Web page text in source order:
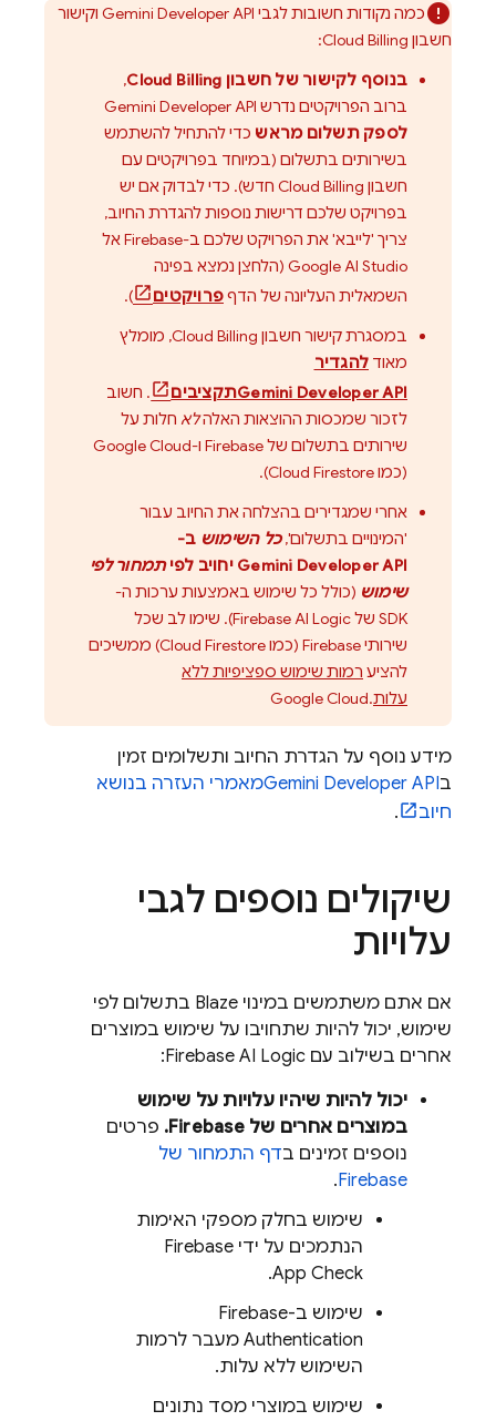
כמה נקודות חשובות לגבי Gemini Developer API וקישור
חשבון Cloud Billing
:
בנוסף לקישור של חשבון Cloud Billing
,
ברוב הפרויקטים נדרש Gemini Developer API
לספק תשלום מראש כדי להתחיל להשתמש
בשירותים בתשלום (במיוחד בפרויקטים עם
חשבון Cloud Billing חדש). כדי לבדוק אם יש
בפרויקט שלכם דרישות נוספות להגדרת החיוב,
צריך 'לייבא' את הפרויקט שלכם ב-Firebase אל
Google AI Studio (הלחצן נמצא בפינה
השמאלית העליונה של הדףפרויקטים
).
במסגרת קישור חשבון Cloud Billing, מומלץ
מאוד להגדיר
Gemini Developer APIתקציבים
. חשוב
לזכור שמכסות ההוצאות האלהלא חלות על
שירותים בתשלום של Firebase ו-
Google Cloud
(כמוCloud Firestore
).
אחרי שמגדירים בהצלחה את החיוב עבור
'המינויים בתשלום',כל השימוש ב-
Gemini Developer API יחויב לפיתמחור לפי
שימוש (כולל כל שימוש באמצעות ערכות ה-
SDK של
Firebase AI Logic). שימו לב שכל
שירותי Firebase (כמו
Cloud Firestore) ממשיכים
להציע רמות שימוש ספציפיות ללא
עלות.
Google Cloud
מידע נוסף על הגדרת החיוב ותשלומים זמין
בGemini Developer APIמאמרי העזרה בנושא
חיוב
.
שיקולים נוספים לגבי
עלויות
אם אתם משתמשים במינוי Blaze בתשלום לפי
שימוש, יכול להיות שתחויבו על שימוש במוצרים
אחרים בשילוב עם Firebase AI Logic
:
יכול להיות שיהיו עלויות על שימוש
במוצרים אחרים של Firebase.
פרטים
נוספים זמינים בדף התמחור של
Firebase
.
שימוש בחלק מספקי האימות
הנתמכים על ידי Firebase
App Check
.
שימוש ב-Firebase
Authentication מעבר לרמות
השימוש ללא עלות.
שימוש במוצרי מסד נתונים